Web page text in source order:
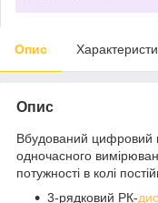
Опис
Опис
Вбудований цифровий
одночасного
потужності в колі
3-рядковий РК-